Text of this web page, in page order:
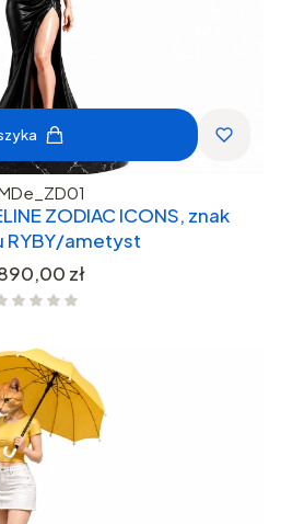
ZODIAC ICONS, znak
RYBY/ametyst
zł